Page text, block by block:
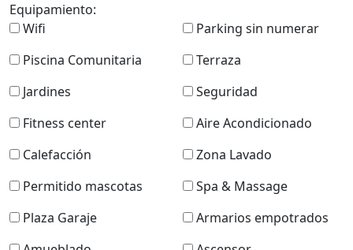
Equipamiento:
Wifi
Parking sin numerar
Piscina Comunitaria
Terraza
Jardines
Seguridad
Fitness center
Aire Acondicionado
Calefacción
Zona Lavado
Permitido mascotas
Spa & Massage
Plaza Garaje
Armarios empotrados